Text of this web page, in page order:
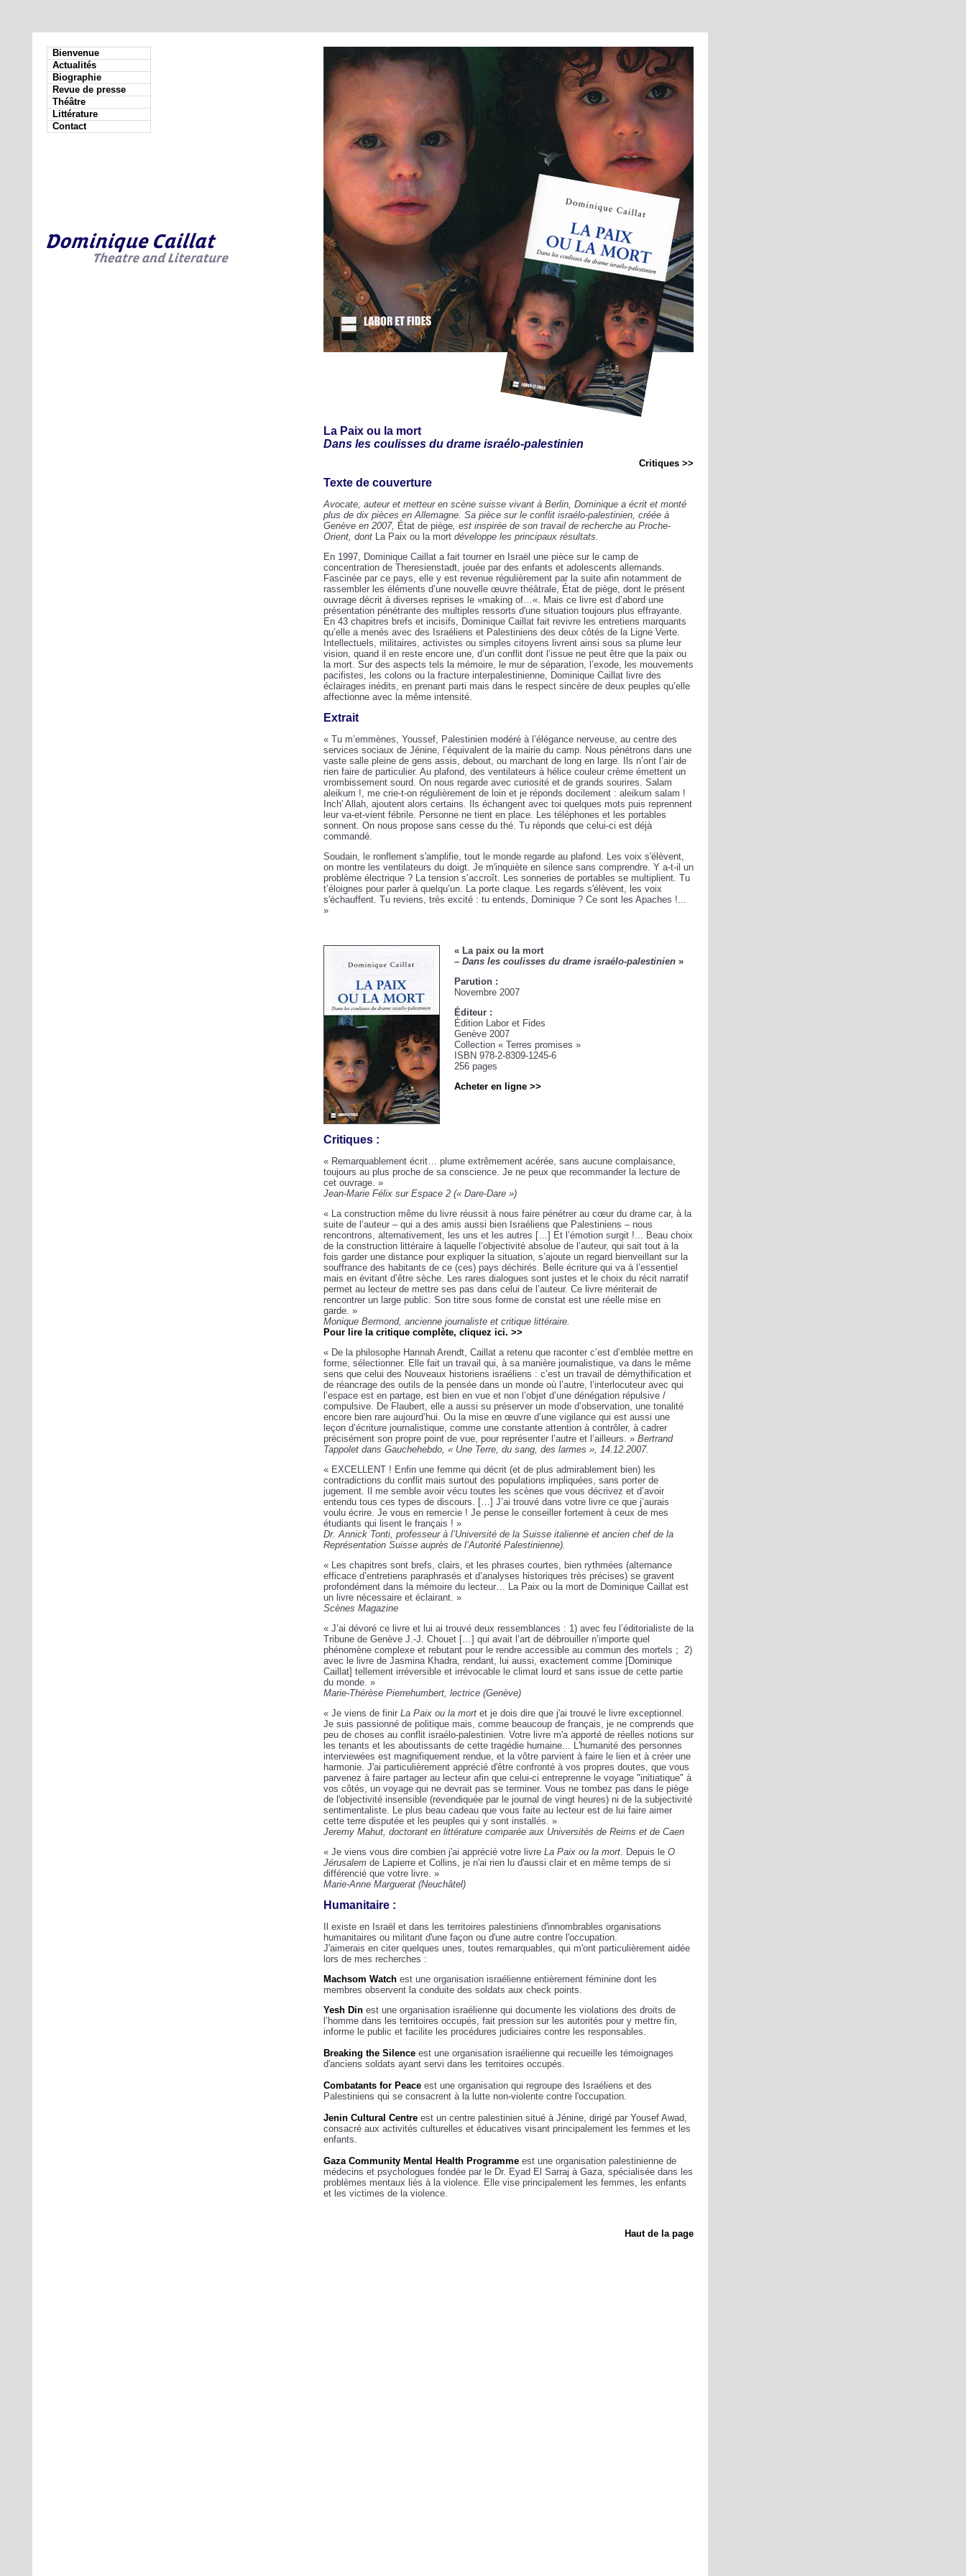
Bienvenue
Actualités
Biographie
Revue de presse
Théâtre
Littérature
Contact
La Paix ou la mort
Dans les coulisses du drame israélo-palestinien
Critiques >>
Texte de couverture
Avocate, auteur et metteur en scène suisse vivant à Berlin, Dominique a écrit et monté
plus de dix pièces en Allemagne. Sa pièce sur le conflit israélo-palestinien, créée à
Genève en 2007, État de piège, est inspirée de son travail de recherche au Proche-
Orient, dont La Paix ou la mort développe les principaux résultats.
En 1997, Dominique Caillat a fait tourner en Israël une pièce sur le camp de
concentration de Theresienstadt, jouée par des enfants et adolescents allemands.
Fascinée par ce pays, elle y est revenue régulièrement par la suite afin notamment de
rassembler les éléments d’une nouvelle œuvre théâtrale, État de piège, dont le présent
ouvrage décrit à diverses reprises le »making of…«. Mais ce livre est d’abord une
présentation pénétrante des multiples ressorts d'une situation toujours plus effrayante.
En 43 chapitres brefs et incisifs, Dominique Caillat fait revivre les entretiens marquants
qu’elle a menés avec des Israéliens et Palestiniens des deux côtés de la Ligne Verte.
Intellectuels, militaires, activistes ou simples citoyens livrent ainsi sous sa plume leur
vision, quand il en reste encore une, d’un conflit dont l’issue ne peut être que la paix ou
la mort. Sur des aspects tels la mémoire, le mur de séparation, l’exode, les mouvements
pacifistes, les colons ou la fracture interpalestinienne, Dominique Caillat livre des
éclairages inédits, en prenant parti mais dans le respect sincère de deux peuples qu’elle
affectionne avec la même intensité.
Extrait
« Tu m’emmènes, Youssef, Palestinien modéré à l’élégance nerveuse, au centre des
services sociaux de Jénine, l’équivalent de la mairie du camp. Nous pénétrons dans une
vaste salle pleine de gens assis, debout, ou marchant de long en large. Ils n’ont l’air de
rien faire de particulier. Au plafond, des ventilateurs à hélice couleur crème émettent un
vrombissement sourd. On nous regarde avec curiosité et de grands sourires. Salam
aleikum !, me crie-t-on régulièrement de loin et je réponds docilement : aleikum salam !
Inch' Allah, ajoutent alors certains. Ils échangent avec toi quelques mots puis reprennent
leur va-et-vient fébrile. Personne ne tient en place. Les téléphones et les portables
sonnent. On nous propose sans cesse du thé. Tu réponds que celui-ci est déjà
commandé.
Soudain, le ronflement s'amplifie, tout le monde regarde au plafond. Les voix s'élèvent,
on montre les ventilateurs du doigt. Je m'inquiète en silence sans comprendre. Y a-t-il un
problème électrique ? La tension s’accroît. Les sonneries de portables se multiplient. Tu
t’éloignes pour parler à quelqu’un. La porte claque. Les regards s'élèvent, les voix
s'échauffent. Tu reviens, très excité : tu entends, Dominique ? Ce sont les Apaches !...
»
« La paix ou la mort
– Dans les coulisses du drame israélo-palestinien »
Parution :
Novembre 2007
Éditeur :
Édition Labor et Fides
Genève 2007
Collection « Terres promises »
ISBN 978-2-8309-1245-6
256 pages
Acheter en ligne >>
Critiques :
« Remarquablement écrit… plume extrêmement acérée, sans aucune complaisance,
toujours au plus proche de sa conscience. Je ne peux que recommander la lecture de
cet ouvrage. »
Jean-Marie Félix sur Espace 2 (« Dare-Dare »)
« La construction même du livre réussit à nous faire pénétrer au cœur du drame car, à la
suite de l’auteur – qui a des amis aussi bien Israéliens que Palestiniens – nous
rencontrons, alternativement, les uns et les autres […] Et l’émotion surgit !... Beau choix
de la construction littéraire à laquelle l’objectivité absolue de l’auteur, qui sait tout à la
fois garder une distance pour expliquer la situation, s’ajoute un regard bienveillant sur la
souffrance des habitants de ce (ces) pays déchirés. Belle écriture qui va à l’essentiel
mais en évitant d’être sèche. Les rares dialogues sont justes et le choix du récit narratif
permet au lecteur de mettre ses pas dans celui de l’auteur. Ce livre mériterait de
rencontrer un large public. Son titre sous forme de constat est une réelle mise en
garde. »
Monique Bermond, ancienne journaliste et critique littéraire.
Pour lire la critique complète, cliquez ici. >>
« De la philosophe Hannah Arendt, Caillat a retenu que raconter c’est d’emblée mettre en
forme, sélectionner. Elle fait un travail qui, à sa manière journalistique, va dans le même
sens que celui des Nouveaux historiens israéliens : c’est un travail de démythification et
de réancrage des outils de la pensée dans un monde où l’autre, l’interlocuteur avec qui
l’espace est en partage, est bien en vue et non l’objet d’une dénégation répulsive /
compulsive. De Flaubert, elle a aussi su préserver un mode d’observation, une tonalité
encore bien rare aujourd’hui. Ou la mise en œuvre d’une vigilance qui est aussi une
leçon d’écriture journalistique, comme une constante attention à contrôler, à cadrer
précisément son propre point de vue, pour représenter l’autre et l’ailleurs. » Bertrand
Tappolet dans Gauchehebdo, « Une Terre, du sang, des larmes », 14.12.2007.
« EXCELLENT ! Enfin une femme qui décrit (et de plus admirablement bien) les
contradictions du conflit mais surtout des populations impliquées, sans porter de
jugement. Il me semble avoir vécu toutes les scènes que vous décrivez et d’avoir
entendu tous ces types de discours. […] J’ai trouvé dans votre livre ce que j’aurais
voulu écrire. Je vous en remercie ! Je pense le conseiller fortement à ceux de mes
étudiants qui lisent le français ! »
Dr. Annick Tonti, professeur à l’Université de la Suisse italienne et ancien chef de la
Représentation Suisse auprès de l’Autorité Palestinienne).
« Les chapitres sont brefs, clairs, et les phrases courtes, bien rythmées (alternance
efficace d’entretiens paraphrasés et d’analyses historiques très précises) se gravent
profondément dans la mémoire du lecteur… La Paix ou la mort de Dominique Caillat est
un livre nécessaire et éclairant. »
Scènes Magazine
« J’ai dévoré ce livre et lui ai trouvé deux ressemblances : 1) avec feu l’éditorialiste de la
Tribune de Genève J.-J. Chouet […] qui avait l’art de débrouiller n’importe quel
phénomène complexe et rebutant pour le rendre accessible au commun des mortels ; 2)
avec le livre de Jasmina Khadra, rendant, lui aussi, exactement comme [Dominique
Caillat] tellement irréversible et irrévocable le climat lourd et sans issue de cette partie
du monde. »
Marie-Thérèse Pierrehumbert, lectrice (Genève)
« Je viens de finir La Paix ou la mort et je dois dire que j'ai trouvé le livre exceptionnel.
Je suis passionné de politique mais, comme beaucoup de français, je ne comprends que
peu de choses au conflit israélo-palestinien. Votre livre m'a apporté de réelles notions sur
les tenants et les aboutissants de cette tragédie humaine... L'humanité des personnes
interviewées est magnifiquement rendue, et la vôtre parvient à faire le lien et à créer une
harmonie. J'ai particulièrement apprécié d'être confronté à vos propres doutes, que vous
parvenez à faire partager au lecteur afin que celui-ci entreprenne le voyage "initiatique" à
vos côtés, un voyage qui ne devrait pas se terminer. Vous ne tombez pas dans le piège
de l'objectivité insensible (revendiquée par le journal de vingt heures) ni de la subjectivité
sentimentaliste. Le plus beau cadeau que vous faite au lecteur est de lui faire aimer
cette terre disputée et les peuples qui y sont installés. »
Jeremy Mahut, doctorant en littérature comparée aux Universités de Reims et de Caen
« Je viens vous dire combien j'ai apprécié votre livre La Paix ou la mort. Depuis le O
Jérusalem de Lapierre et Collins, je n'ai rien lu d'aussi clair et en même temps de si
différencié que votre livre. »
Marie-Anne Marguerat (Neuchâtel)
Humanitaire :
Il existe en Israël et dans les territoires palestiniens d'innombrables organisations
humanitaires ou militant d'une façon ou d'une autre contre l'occupation.
J'aimerais en citer quelques unes, toutes remarquables, qui m'ont particulièrement aidée
lors de mes recherches :
Machsom Watch est une organisation israélienne entièrement féminine dont les
membres observent la conduite des soldats aux check points.
Yesh Din est une organisation israélienne qui documente les violations des droits de
l’homme dans les territoires occupés, fait pression sur les autorités pour y mettre fin,
informe le public et facilite les procédures judiciaires contre les responsables.
Breaking the Silence est une organisation israélienne qui recueille les témoignages
d'anciens soldats ayant servi dans les territoires occupés.
Combatants for Peace est une organisation qui regroupe des Israéliens et des
Palestiniens qui se consacrent à la lutte non-violente contre l'occupation.
Jenin Cultural Centre est un centre palestinien situé à Jénine, dirigé par Yousef Awad,
consacré aux activités culturelles et éducatives visant principalement les femmes et les
enfants.
Gaza Community Mental Health Programme est une organisation palestinienne de
médecins et psychologues fondée par le Dr. Eyad El Sarraj à Gaza, spécialisée dans les
problèmes mentaux liés à la violence. Elle vise principalement les femmes, les enfants
et les victimes de la violence.
Haut de la page